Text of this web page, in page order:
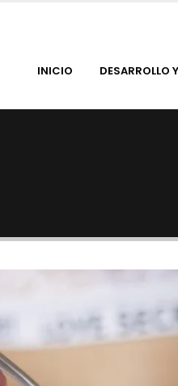
INICIO DESARROLLO